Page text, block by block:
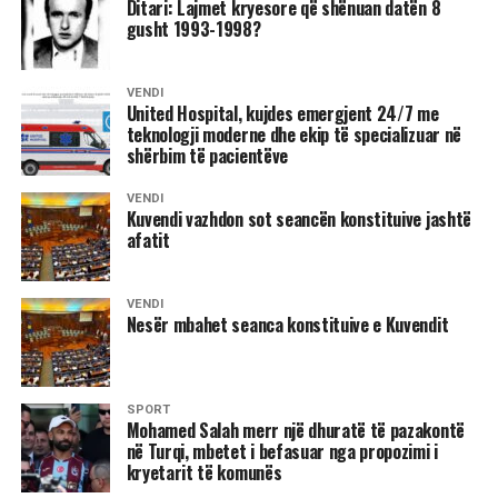
shtëpia digjej bashkë me shtallat, ushqimin e kafshëve
dhe kafshët që kishin mbetur brenda.
Ky ishte një aksion terroristik i forcave serbe kundër
integritetit njerëzor e familjar. Hasan Ramadani dhe fëmijët
e tij ishin mbajtur për disa orë në një situatë të
pashtegdalje të breshërive të armëve nga jashtë dhe të
rrethuar e të kërcënuar nga zjarri i shkaktuar qëllimshëm
brenda në shtëpi, vlerësoi dr. Gjergji.
8 gusht 1995
Dhuna e përditshme në Kosovë
Hani i Elezit: –Më 4 gusht, në orët e pasditës, policia
Ditari: Lajmet kryesore që shënuan datën 8
gusht 1993-1998?
VENDI
United Hospital, kujdes emergjent 24/7 me
teknologji moderne dhe ekip të specializuar në
shërbim të pacientëve
VENDI
Kuvendi vazhdon sot seancën konstituive jashtë
afatit
VENDI
Nesër mbahet seanca konstituive e Kuvendit
SPORT
Mohamed Salah merr një dhuratë të pazakontë
në Turqi, mbetet i befasuar nga propozimi i
kryetarit të komunës